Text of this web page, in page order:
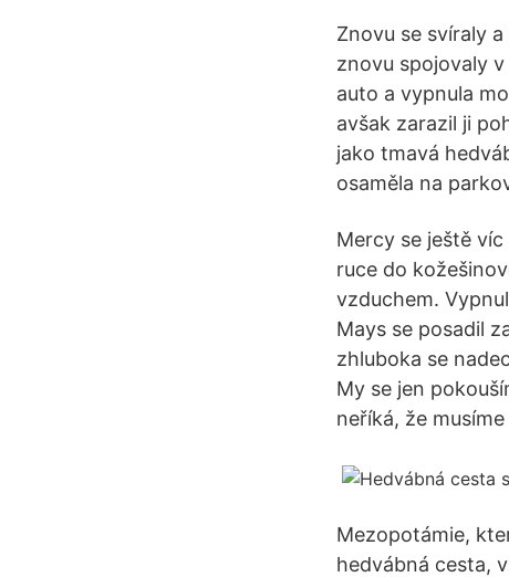
Znovu se svíraly
znovu spojovaly
auto a vypnula
avšak zarazil ji
jako tmavá
osaměla na
Mercy se ještě
ruce do
vzduchem.
Mays se posadil
zhluboka se
My se jen
neříká, že
Mezopotámie,
hedvábná cesta,